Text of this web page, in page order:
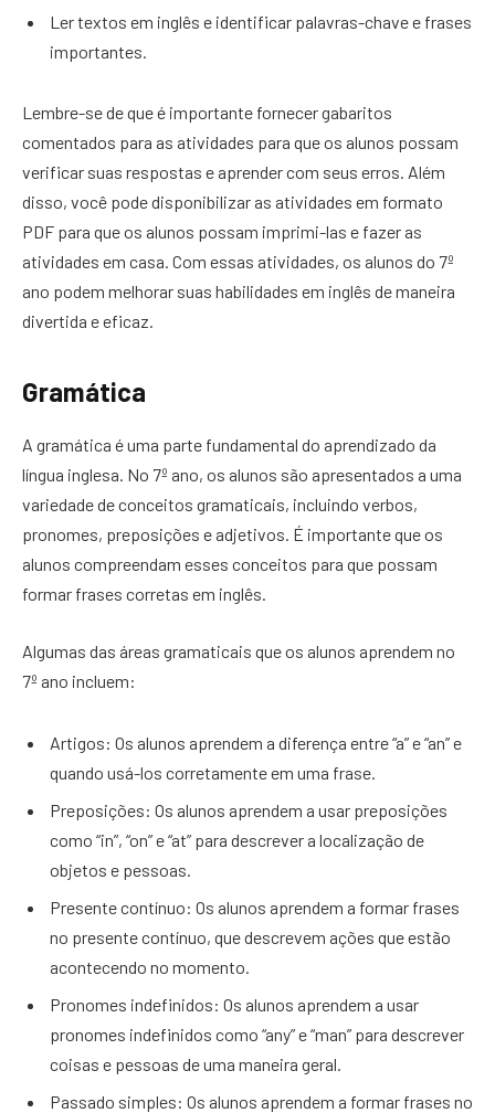
Ler textos em inglês e identificar palavras-chave e frases
importantes.
Lembre-se de que é importante fornecer gabaritos
comentados para as atividades para que os alunos possam
verificar suas respostas e aprender com seus erros. Além
disso, você pode disponibilizar as atividades em formato
PDF para que os alunos possam imprimi-las e fazer as
atividades em casa. Com essas atividades, os alunos do 7º
ano podem melhorar suas habilidades em inglês de maneira
divertida e eficaz.
Gramática
A gramática é uma parte fundamental do aprendizado da
língua inglesa. No 7º ano, os alunos são apresentados a uma
variedade de conceitos gramaticais, incluindo verbos,
pronomes, preposições e adjetivos. É importante que os
alunos compreendam esses conceitos para que possam
formar frases corretas em inglês.
Algumas das áreas gramaticais que os alunos aprendem no
7º ano incluem:
Artigos: Os alunos aprendem a diferença entre “a” e “an” e
quando usá-los corretamente em uma frase.
Preposições: Os alunos aprendem a usar preposições
como “in”, “on” e “at” para descrever a localização de
objetos e pessoas.
Presente contínuo: Os alunos aprendem a formar frases
no presente contínuo, que descrevem ações que estão
acontecendo no momento.
Pronomes indefinidos: Os alunos aprendem a usar
pronomes indefinidos como “any” e “man” para descrever
coisas e pessoas de uma maneira geral.
Passado simples: Os alunos aprendem a formar frases no